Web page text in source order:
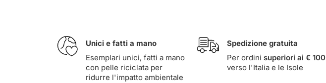
Unici e fatti a mano
Esemplari unici, fatti a mano
con pelle riciclata per
ridurre l'impatto ambientale
Spedizione gratuita
Per ordini superiori ai € 100
verso l'Italia e le Isole